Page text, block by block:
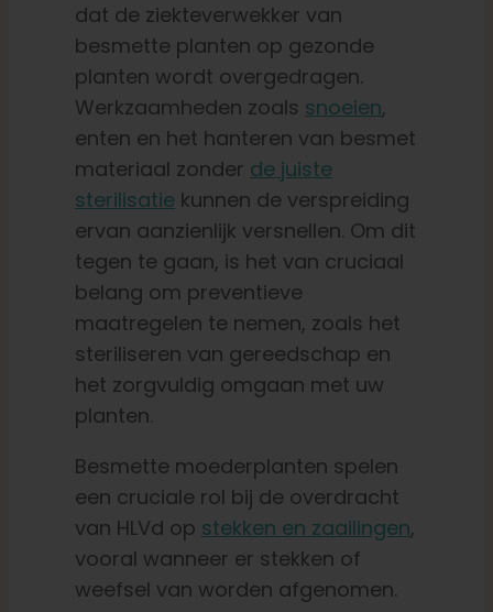
dat de ziekteverwekker van
besmette planten op gezonde
planten wordt overgedragen.
Werkzaamheden zoals snoeien,
enten en het hanteren van besmet
materiaal zonder de juiste
sterilisatiekunnen de verspreiding
ervan aanzienlijk versnellen. Om dit
tegen te gaan, is het van cruciaal
belang om preventieve
maatregelen te nemen, zoals het
steriliseren van gereedschap en
het zorgvuldig omgaan met uw
planten.
Besmette moederplanten spelen
een cruciale rol bij de overdracht
van HLVd op stekken en zaailingen,
vooral wanneer er stekken of
weefsel van worden afgenomen.